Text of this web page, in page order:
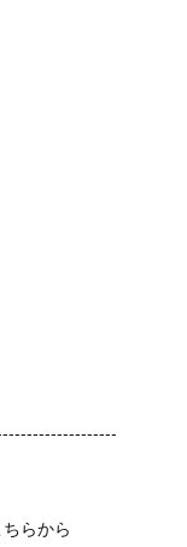
らから